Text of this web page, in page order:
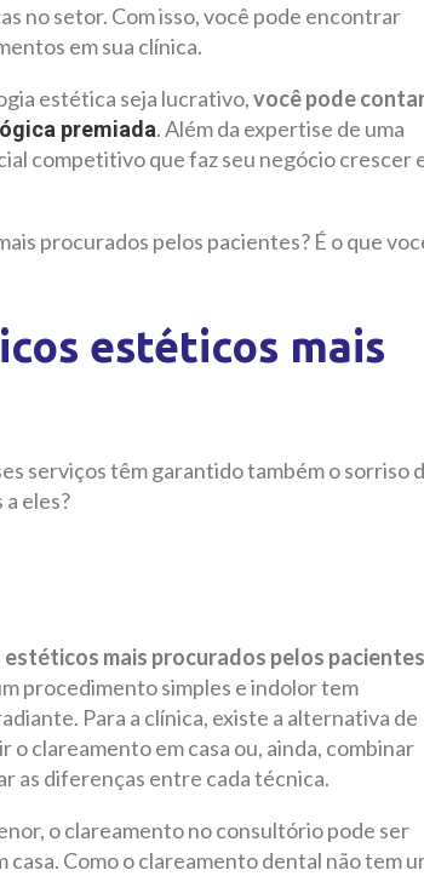
no setor. Com isso, você pode encontrar
em sua clínica.
estética seja lucrativo,você pode
premiada. Além da expertise de uma
competitivo que faz seu negócio crescer
procurados pelos pacientes? É o que
estéticos mais
serviços têm garantido também o sorriso
eles?
mais procurados pelos pacientes
procedimento simples e indolor tem
Para a clínica, existe a alternativa de
clareamento em casa ou, ainda, combinar
as diferenças entre cada técnica.
o clareamento no consultório pode ser
Como o clareamento dental não tem